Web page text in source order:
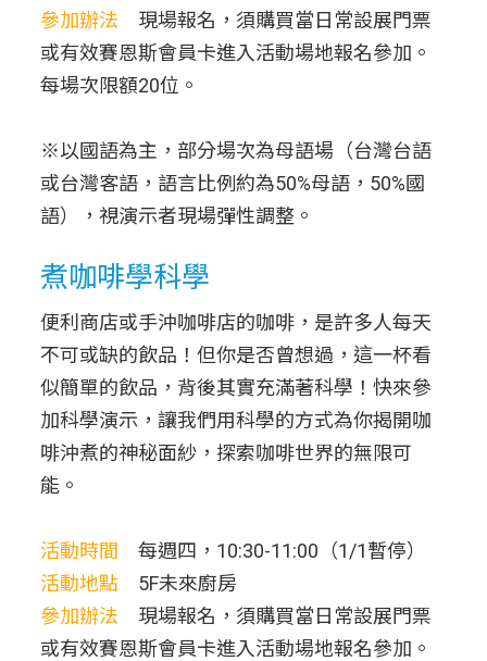
參加辦法 現場報名，須購買當日常設展門票
或有效賽恩斯會員卡進入活動場地報名參加。
每場次限額20位。
※以國語為主，部分場次為母語場（台灣台語
或台灣客語，語言比例約為50%母語，50%國
語），視演示者現場彈性調整。
煮咖啡學科學
便利商店或手沖咖啡店的咖啡，是許多人每天
不可或缺的飲品！但你是否曾想過，這一杯看
似簡單的飲品，背後其實充滿著科學！快來參
加科學演示，讓我們用科學的方式為你揭開咖
啡沖煮的神秘面紗，探索咖啡世界的無限可
能。
活動時間
每週四，10:30-11:00（1/1暫停）
活動地點 5F未來廚房
參加辦法 現場報名，須購買當日常設展門票
或有效賽恩斯會員卡進入活動場地報名參加。